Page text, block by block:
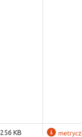
256 KB